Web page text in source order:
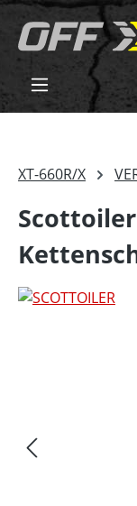
springen
XT-660R/X